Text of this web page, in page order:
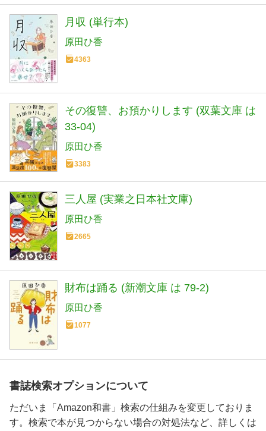
月収 (単行本)
原田ひ香
4363
その復讐、お預かりします (双葉文庫 は
33-04)
原田ひ香
3383
三人屋 (実業之日本社文庫)
原田ひ香
2665
財布は踊る (新潮文庫 は 79-2)
原田ひ香
1077
書誌検索オプションについて
ただいま「Amazon和書」検索の仕組みを変更しておりま
す。検索で本が見つからない場合の対処法など、詳しくは